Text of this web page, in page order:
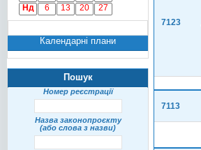
Нд
6 13 20 27
Календарні плани
Пошук
Номер реєстрації
Назва законопроєкту
(або слова з назви)
7123
7113